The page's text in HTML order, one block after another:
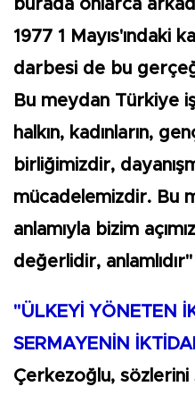
burada onlarca
1977 1 Mayıs'ındaki
darbesi de bu
Bu meydan Türkiye
halkın, kadınların,
birliğimizdir,
mücadelemizdir. Bu
anlamıyla bizim
değerlidir, anlamlıdır"
"ÜLKEYİ YÖNETEN
SERMAYENİN
Çerkezoğlu,